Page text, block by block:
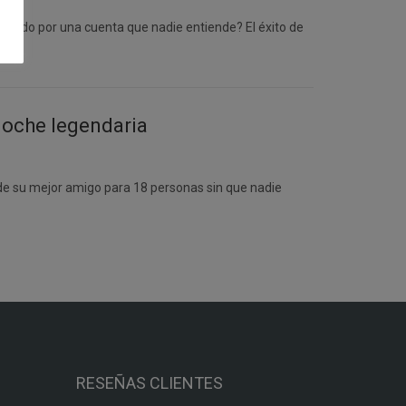
por una cuenta que nadie entiende? El éxito de
legendaria
su mejor amigo para 18 personas sin que nadie
RESEÑAS CLIENTES